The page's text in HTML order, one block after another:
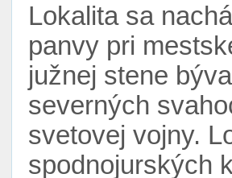
Lokalita sa
panvy pri
južnej stene
severných
svetovej vojny.
spodnojurských